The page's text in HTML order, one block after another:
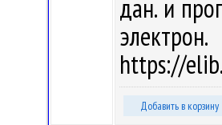
дан. и
https://
Добавить в корзину